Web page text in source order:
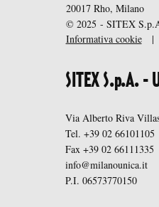
20017 Rho, Milano
© 2025 - SITEX
Informativa cookie
|
SITEX S.p.A. -
Via Alberto Riva
Tel. +39 02 66101105
Fax +39 02 66111335
info@milanounica.it
P.I. 06573770150